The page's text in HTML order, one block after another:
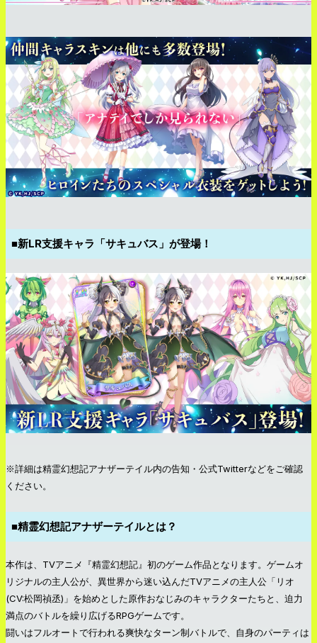
■新LR支援キャラ「サキュバス」が登場！
※詳細は精霊幻想記アナザーテイル内の告知・公式Twitterなどをご確認
ください。
■精霊幻想記アナザーテイルとは？
本作は、TVアニメ『精霊幻想記』初のゲーム作品となります。ゲームオ
リジナルの主人公が、異世界から迷い込んだTVアニメの主人公「リオ
(CV:松岡禎丞)」を始めとした原作おなじみのキャラクターたちと、迫力
満点のバトルを繰り広げるRPGゲームです。
闘いはフルオートで行われる爽快なターン制バトルで、自身のパーティは